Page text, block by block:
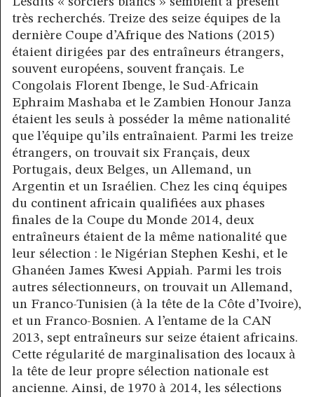
très recherchés. Treize des seize équipes de la
dernière Coupe d’Afrique des Nations (2015)
étaient dirigées par des entraîneurs étrangers,
souvent européens, souvent français. Le
Congolais Florent Ibenge, le Sud-Africain
Ephraim Mashaba et le Zambien Honour Janza
étaient les seuls à posséder la même nationalité
que l’équipe qu’ils entraînaient. Parmi les treize
étrangers, on trouvait six Français, deux
Portugais, deux Belges, un Allemand, un
Argentin et un Israélien. Chez les cinq équipes
du continent africain qualifiées aux phases
finales de la Coupe du Monde 2014, deux
entraîneurs étaient de la même nationalité que
leur sélection : le Nigérian Stephen Keshi, et le
Ghanéen James Kwesi Appiah. Parmi les trois
autres sélectionneurs, on trouvait un Allemand,
un Franco-Tunisien (à la tête de la Côte d’Ivoire),
et un Franco-Bosnien. A l’entame de la CAN
2013, sept entraîneurs sur seize étaient africains.
Cette régularité de marginalisation des locaux à
la tête de leur propre sélection nationale est
ancienne. Ainsi, de 1970 à 2014, les sélections